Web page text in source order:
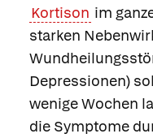
Kortison im
starken
Depressionen)
wenige Wochen
die Symptome